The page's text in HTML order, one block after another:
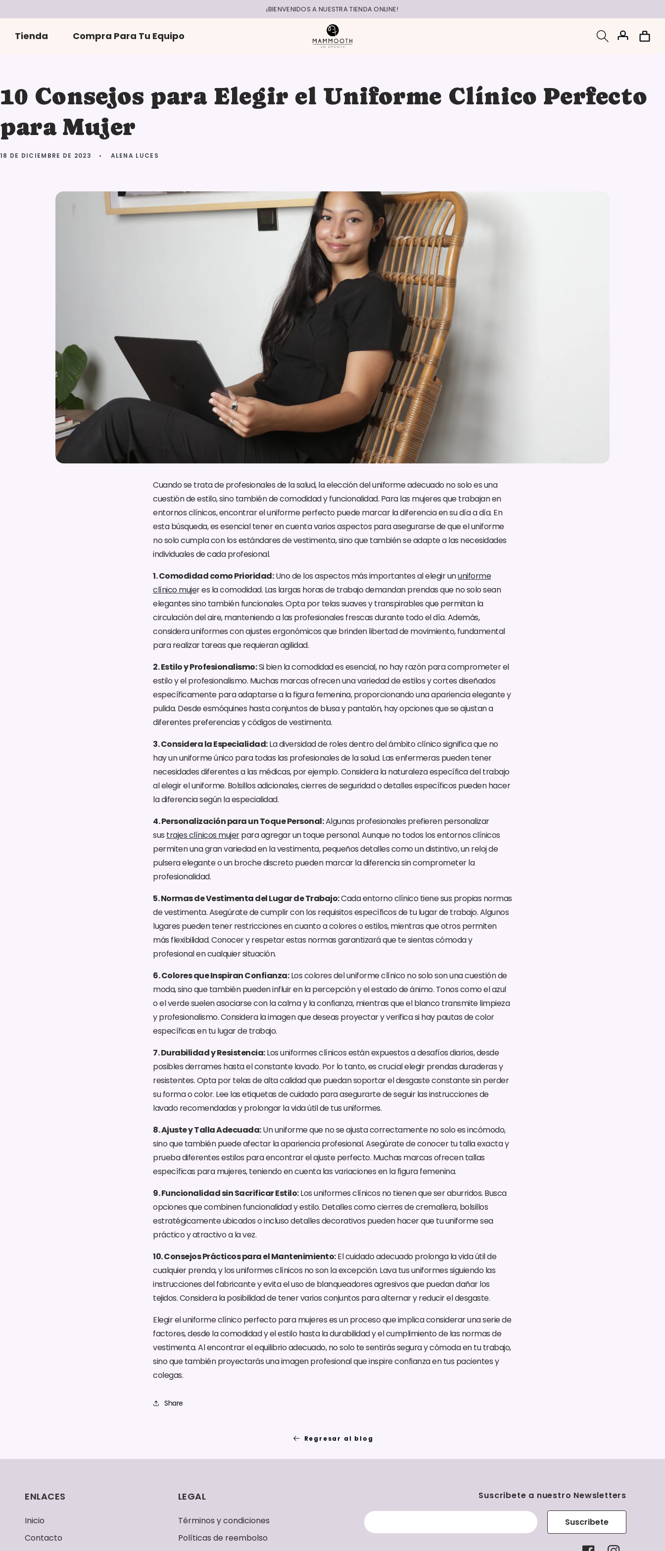
contenido
¡BIENVENIDOS A NUESTRA TIENDA ONLINE!
Tienda Compra Para Tu Equipo
Iniciar
sesión
Carrito
10 Consejos para Elegir el Uniforme Clínico Perfecto
para Mujer
18 DE DICIEMBRE DE 2023 ALENA LUCES
Cuando se trata de profesionales de la salud, la elección del uniforme adecuado no solo es una
cuestión de estilo, sino también de comodidad y funcionalidad. Para las mujeres que trabajan en
entornos clínicos, encontrar el uniforme perfecto puede marcar la diferencia en su día a día. En
esta búsqueda, es esencial tener en cuenta varios aspectos para asegurarse de que el uniforme
no solo cumpla con los estándares de vestimenta, sino que también se adapte a las necesidades
individuales de cada profesional.
1. Comodidad como Prioridad:Uno de los aspectos más importantes al elegir ununiforme
clínico mujer es la comodidad. Las largas horas de trabajo demandan prendas que no solo sean
elegantes sino también funcionales. Opta por telas suaves y transpirables que permitan la
circulación del aire, manteniendo a las profesionales frescas durante todo el día. Además,
considera uniformes con ajustes ergonómicos que brinden libertad de movimiento, fundamental
para realizar tareas que requieran agilidad.
2. Estilo y Profesionalismo:Si bien la comodidad es esencial, no hay razón para comprometer el
estilo y el profesionalismo. Muchas marcas ofrecen una variedad de estilos y cortes diseñados
específicamente para adaptarse a la figura femenina, proporcionando una apariencia elegante y
pulida. Desde esmóquines hasta conjuntos de blusa y pantalón, hay opciones que se ajustan a
diferentes preferencias y códigos de vestimenta.
3. Considera la Especialidad:La diversidad de roles dentro del ámbito clínico significa que no
hay un uniforme único para todas las profesionales de la salud. Las enfermeras pueden tener
necesidades diferentes a las médicas, por ejemplo. Considera la naturaleza específica del trabajo
al elegir el uniforme. Bolsillos adicionales, cierres de seguridad o detalles específicos pueden hacer
la diferencia según la especialidad.
4. Personalización para un Toque Personal:Algunas profesionales prefieren personalizar
sus trajes clínicos mujerpara agregar un toque personal. Aunque no todos los entornos clínicos
permiten una gran variedad en la vestimenta, pequeños detalles como un distintivo, un reloj de
pulsera elegante o un broche discreto pueden marcar la diferencia sin comprometer la
profesionalidad.
5. Normas de Vestimenta del Lugar de Trabajo:Cada entorno clínico tiene sus propias normas
de vestimenta. Asegúrate de cumplir con los requisitos específicos de tu lugar de trabajo. Algunos
lugares pueden tener restricciones en cuanto a colores o estilos, mientras que otros permiten
más flexibilidad. Conocer y respetar estas normas garantizará que te sientas cómoda y
profesional en cualquier situación.
6. Colores que Inspiran Confianza:Los colores del uniforme clínico no solo son una cuestión de
moda, sino que también pueden influir en la percepción y el estado de ánimo. Tonos como el azul
o el verde suelen asociarse con la calma y la confianza, mientras que el blanco transmite limpieza
y profesionalismo. Considera la imagen que deseas proyectar y verifica si hay pautas de color
específicas en tu lugar de trabajo.
7. Durabilidad y Resistencia:Los uniformes clínicos están expuestos a desafíos diarios, desde
posibles derrames hasta el constante lavado. Por lo tanto, es crucial elegir prendas duraderas y
resistentes. Opta por telas de alta calidad que puedan soportar el desgaste constante sin perder
su forma o color. Lee las etiquetas de cuidado para asegurarte de seguir las instrucciones de
lavado recomendadas y prolongar la vida útil de tus uniformes.
8. Ajuste y Talla Adecuada:Un uniforme que no se ajusta correctamente no solo es incómodo,
sino que también puede afectar la apariencia profesional. Asegúrate de conocer tu talla exacta y
prueba diferentes estilos para encontrar el ajuste perfecto. Muchas marcas ofrecen tallas
específicas para mujeres, teniendo en cuenta las variaciones en la figura femenina.
9. Funcionalidad sin Sacrificar Estilo:Los uniformes clínicos no tienen que ser aburridos. Busca
opciones que combinen funcionalidad y estilo. Detalles como cierres de cremallera, bolsillos
estratégicamente ubicados o incluso detalles decorativos pueden hacer que tu uniforme sea
práctico y atractivo a la vez.
10. Consejos Prácticos para el Mantenimiento:El cuidado adecuado prolonga la vida útil de
cualquier prenda, y los uniformes clínicos no son la excepción. Lava tus uniformes siguiendo las
instrucciones del fabricante y evita el uso de blanqueadores agresivos que puedan dañar los
tejidos. Considera la posibilidad de tener varios conjuntos para alternar y reducir el desgaste.
Elegir el uniforme clínico perfecto para mujeres es un proceso que implica considerar una serie de
factores, desde la comodidad y el estilo hasta la durabilidad y el cumplimiento de las normas de
vestimenta. Al encontrar el equilibrio adecuado, no solo te sentirás segura y cómoda en tu trabajo,
sino que también proyectarás una imagen profesional que inspire confianza en tus pacientes y
colegas.
Share
Regresar al blog
ENLACES
Inicio
Contacto
LEGAL
Términos y condiciones
Políticas de reembolso
Suscribete a nuestro Newsletters
Suscribete